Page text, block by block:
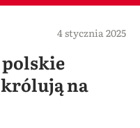
4 stycznia 2025
polskie
na